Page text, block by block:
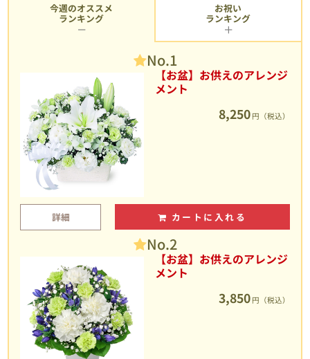
今週のオススメ
ランキング
No.1
【お盆】お供えのアレンジ
メント
8,250 円（税込）
詳細 カートに入れる
No.2
【お盆】お供えのアレンジ
メント
3,850 円（税込）
お祝い
ランキング